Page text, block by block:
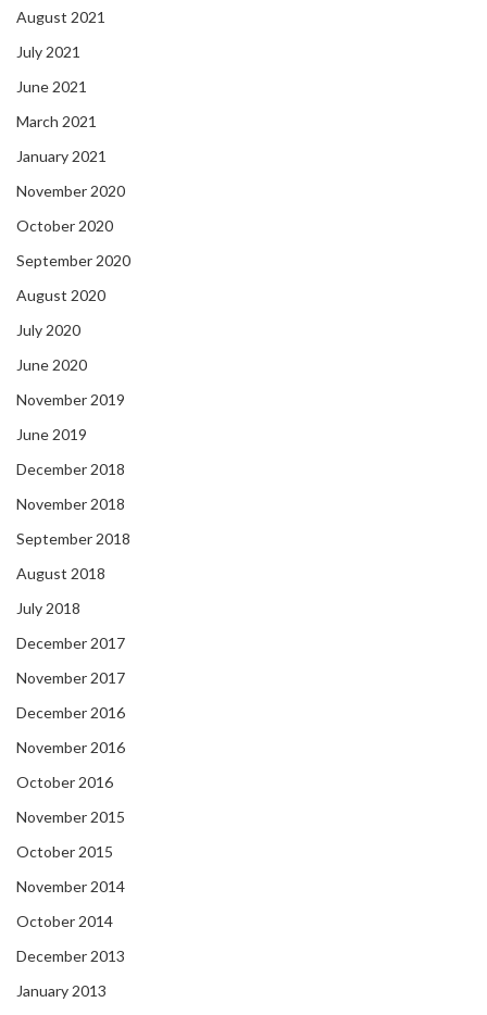
August 2021
July 2021
June 2021
March 2021
January 2021
November 2020
October 2020
September 2020
August 2020
July 2020
June 2020
November 2019
June 2019
December 2018
November 2018
September 2018
August 2018
July 2018
December 2017
November 2017
December 2016
November 2016
October 2016
November 2015
October 2015
November 2014
October 2014
December 2013
January 2013